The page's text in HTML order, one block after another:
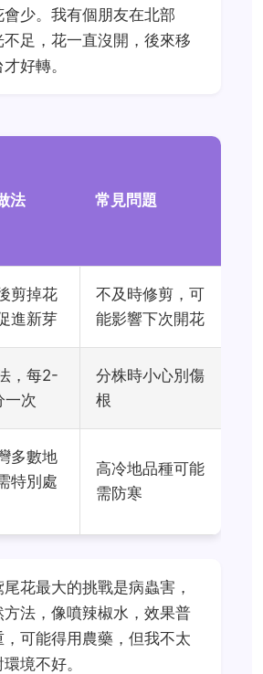
少。我有個朋友在北部
足，花一直沒開，後來移
好轉。
法 常見問題
剪掉花
進新芽
不及時修剪，可
能影響下次開花
，每2-
一次
分株時小心別傷
根
多數地
特別處
高冷地品種可能
需防寒
花最大的挑戰是病蟲害，
法，像噴辣椒水，效果普
可能得用農藥，但我不太
境不好。